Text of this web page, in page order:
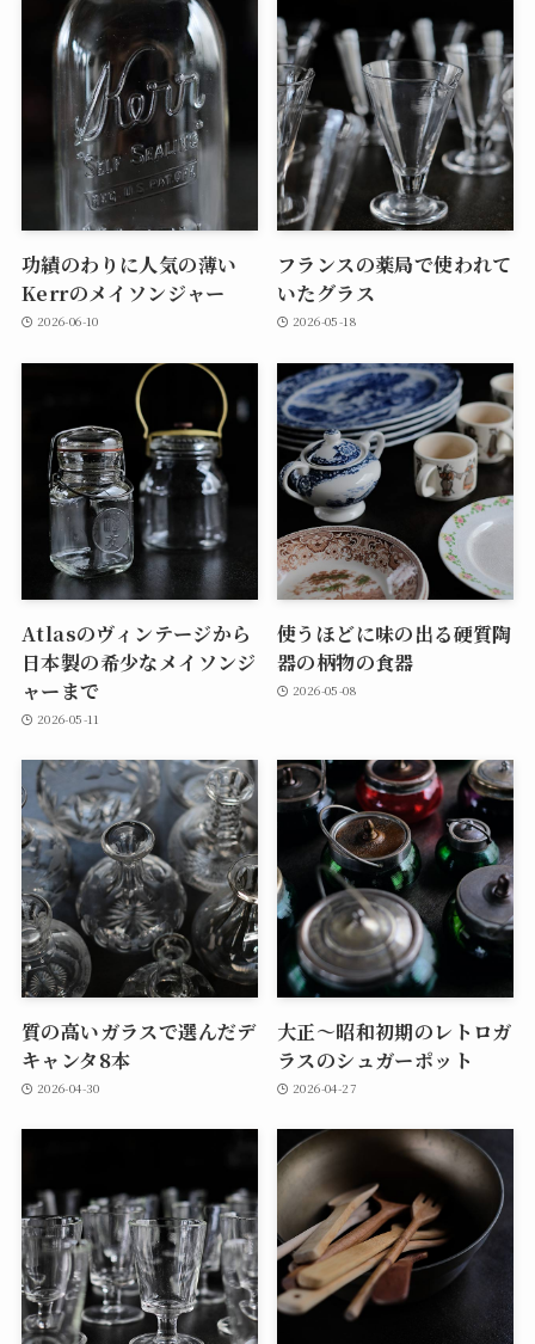
功績のわりに人気の薄い
Kerrのメイソンジャー
2026-06-10
フランスの薬局で使われて
いたグラス
2026-05-18
Atlasのヴィンテージから
日本製の希少なメイソンジ
ャーまで
2026-05-11
使うほどに味の出る硬質陶
器の柄物の食器
2026-05-08
質の高いガラスで選んだデ
キャンタ8本
2026-04-30
大正～昭和初期のレトロガ
ラスのシュガーポット
2026-04-27